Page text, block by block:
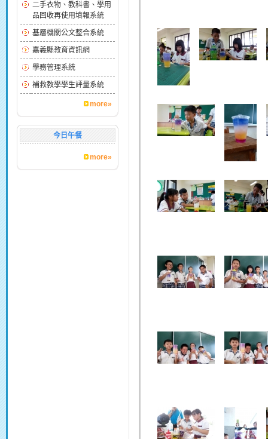
二手衣物、教科書、學用
品回收再使用填報系統
基層機關公文整合系統
嘉義縣教育資訊網
學務管理系統
補救教學學生評量系統
more»
今日午餐
more»